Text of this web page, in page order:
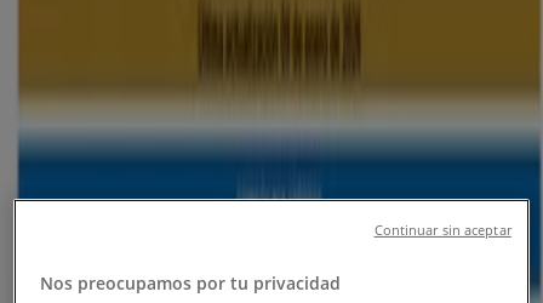
Sucursales Banco Mundo Mujer
Curumaní - Direcciones, Teléfonos y
Horarios
Tiendeo en Curumaní»
Ofertas de Bancos y Seguros en Curumaní
Banco Mundo Mujer en Curumaní
Nos preocupamos por tu privacidad
Continuar sin aceptar